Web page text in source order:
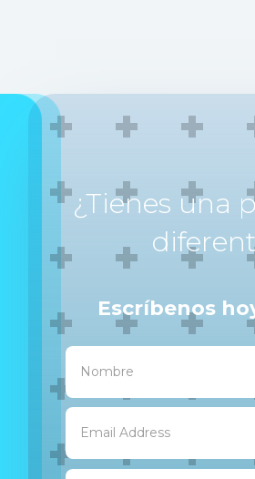
¿Tienes una
Escríbenos